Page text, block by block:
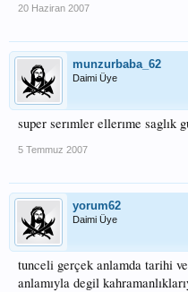
20 Haziran 2007
munzurbaba_62
Daimi Üye
super serımler ellerıme saglık
5 Temmuz 2007
yorum62
Daimi Üye
tunceli gerçek anlamda tarihi
anlamıyla degil